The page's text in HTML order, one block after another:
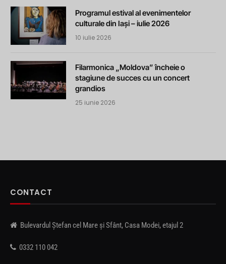
Programul estival al evenimentelor
culturale din Iași – iulie 2026
10 iulie 2026
Filarmonica „Moldova” încheie o
stagiune de succes cu un concert
grandios
25 iunie 2026
CONTACT
Bulevardul Ștefan cel Mare și Sfânt, Casa Modei, etajul 2
0332 110 042